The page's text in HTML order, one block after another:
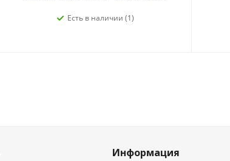
Есть в наличии (1)
Информация